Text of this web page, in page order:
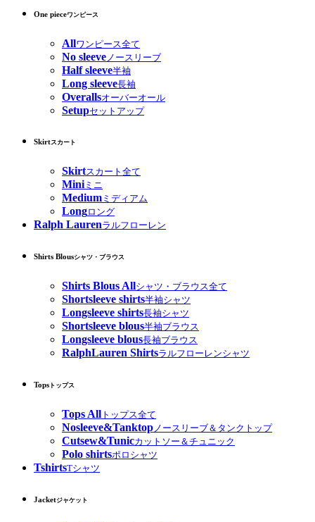
One pieceワンピース
Allワンピース全て
No sleeve ノースリーブ
Half sleeve半袖
Long sleeve長袖
Overallsオーバーオール
Setupセットアップ
Skirtスカート
Skirtスカート全て
Miniミニ
Medium ミディアム
Longロング
Ralph Laurenラルフローレン
Shirts Blousシャツ・ブラウス
Shirts Blous Allシャツ・ブラウス全て
Shortsleeve shirts半袖シャツ
Longsleeve shirts長袖シャツ
Shortsleeve blous半袖ブラウス
Longsleeve blous長袖ブラウス
RalphLauren Shirtsラルフローレンシャツ
Tops トップス
Tops All トップス全て
Nosleeve&Tanktopノースリーブ＆タンクトップ
Cutsew&Tunicカットソー＆チュニック
Polo shirtsポロシャツ
TshirtsTシャツ
Jacketジャケット